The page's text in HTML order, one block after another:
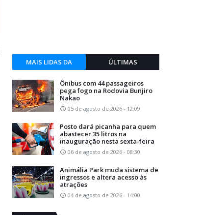
MAIS LIDAS DA
SEMANA
ÚLTIMAS
Ônibus com 44 passageiros
pega fogo na Rodovia Bunjiro
Nakao
05 de agosto de 2026 - 12:09
Posto dará picanha para quem
abastecer 35 litros na
inauguração nesta sexta-feira
06 de agosto de 2026 - 08:30
Animália Park muda sistema de
ingressos e altera acesso às
atrações
04 de agosto de 2026 - 14:00